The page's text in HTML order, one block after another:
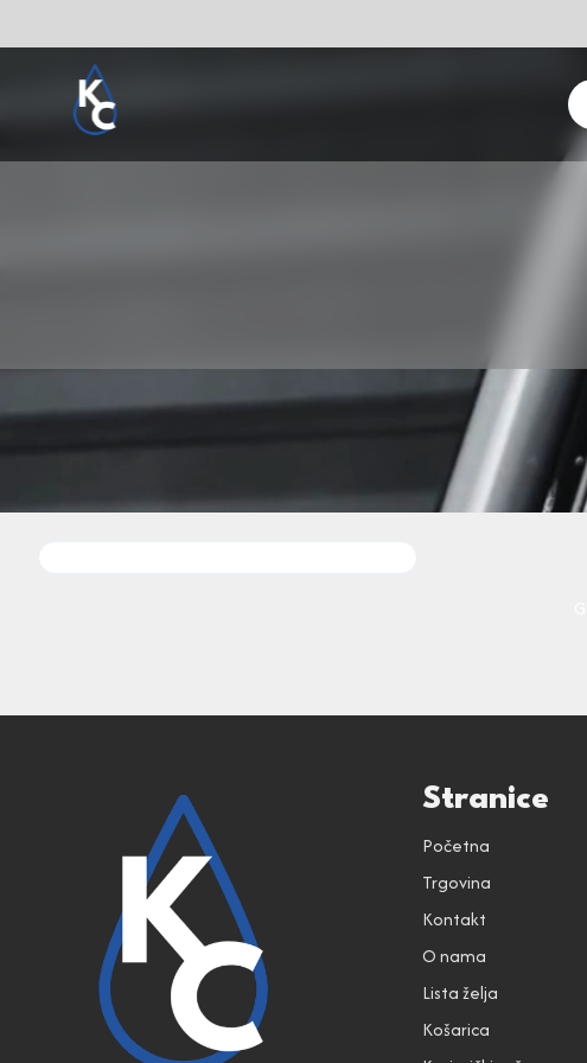
Stranice
Početna
Trgovina
Kontakt
O nama
Lista želja
Košarica